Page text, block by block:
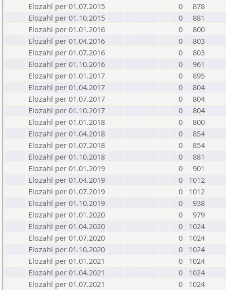
Elozahl per 01.07.2015
0
878
Elozahl per 01.10.2015
0
881
Elozahl per 01.01.2016
0
800
Elozahl per 01.04.2016
0
803
Elozahl per 01.07.2016
0
803
Elozahl per 01.10.2016
0
961
Elozahl per 01.01.2017
0
895
Elozahl per 01.04.2017
0
804
Elozahl per 01.07.2017
0
804
Elozahl per 01.10.2017
0
804
Elozahl per 01.01.2018
0
800
Elozahl per 01.04.2018
0
854
Elozahl per 01.07.2018
0
854
Elozahl per 01.10.2018
0
881
Elozahl per 01.01.2019
0
901
Elozahl per 01.04.2019
0
1012
Elozahl per 01.07.2019
0
1012
Elozahl per 01.10.2019
0
938
Elozahl per 01.01.2020
0
979
Elozahl per 01.04.2020
0
1024
Elozahl per 01.07.2020
0
1024
Elozahl per 01.10.2020
0
1024
Elozahl per 01.01.2021
0
1024
Elozahl per 01.04.2021
0
1024
Elozahl per 01.07.2021
0
1024